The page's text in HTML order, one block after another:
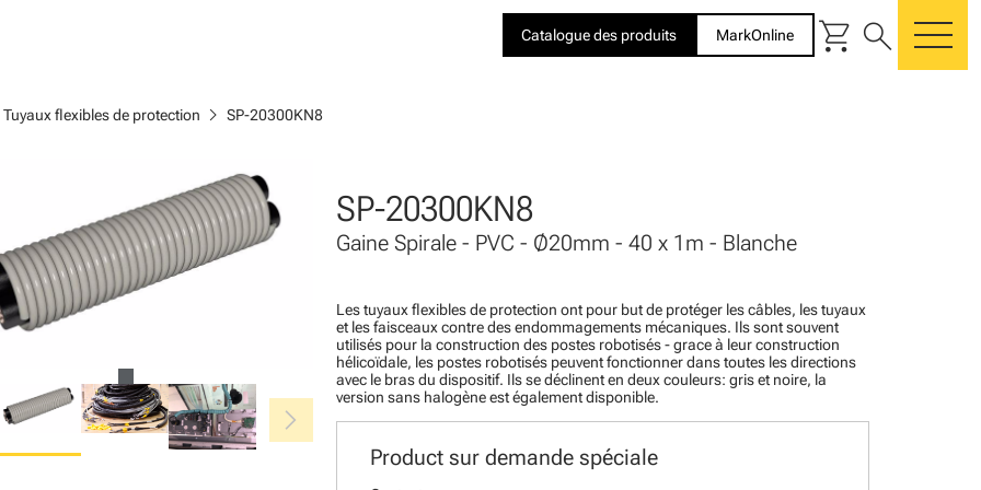
Catalogue des produits MarkOnline shopping_cart search
Tuyaux flexibles de protection chevron_right SP-20300KN8
chevron_right
SP-20300KN8
Gaine Spirale - PVC - Ø20mm - 40 x 1m - Blanche
Les tuyaux flexibles de protection ont pour but de protéger les câbles, les tuyaux
et les faisceaux contre des endommagements mécaniques. Ils sont souvent
utilisés pour la construction des postes robotisés - grace à leur construction
hélicoïdale, les postes robotisés peuvent fonctionner dans toutes les directions
avec le bras du dispositif. Ils se déclinent en deux couleurs: gris et noire, la
version sans halogène est également disponible.
Product sur demande spéciale